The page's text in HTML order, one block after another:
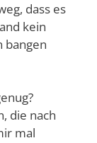
dass es
kein
bangen
die nach
mal